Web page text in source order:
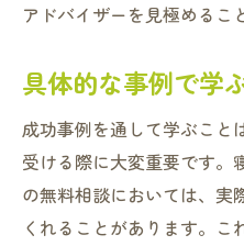
アドバイザーを見極めるこ
具体的な事例で学
成功事例を通して学ぶこと
受ける際に大変重要です。
の無料相談においては、実
くれることがあります。こ